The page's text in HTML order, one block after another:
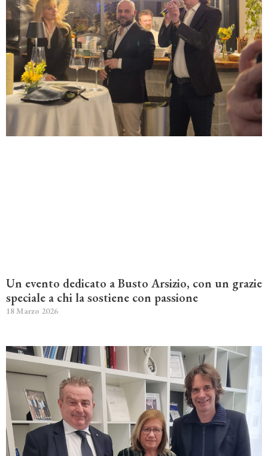
Un evento dedicato a Busto Arsizio, con un grazie
speciale a chi la sostiene con passione
18 Marzo 2026